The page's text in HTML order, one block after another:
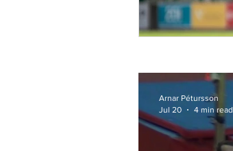
Arnar Pétursson
Jul 20
4 min read